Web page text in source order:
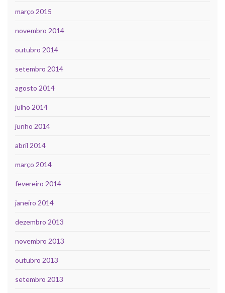
março 2015
novembro 2014
outubro 2014
setembro 2014
agosto 2014
julho 2014
junho 2014
abril 2014
março 2014
fevereiro 2014
janeiro 2014
dezembro 2013
novembro 2013
outubro 2013
setembro 2013